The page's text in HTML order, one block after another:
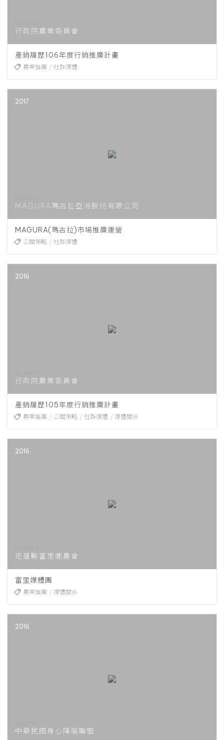
行政院農業委員會
產銷履歷106年度行銷推廣計畫
農業推廣 社群媒體
2017
MAGURA瑪古拉亞洲股份有限公司
MAGURA(瑪古拉)市場推廣運營
公關策略 社群媒體
2016
行政院農業委員會
產銷履歷105年度行銷推廣計畫
農業推廣 公關策略 社群媒體 媒體關係
2016
花蓮縣富里鄉農會
富里媒體團
農業推廣 媒體關係
2016
中華民國身心障礙聯盟